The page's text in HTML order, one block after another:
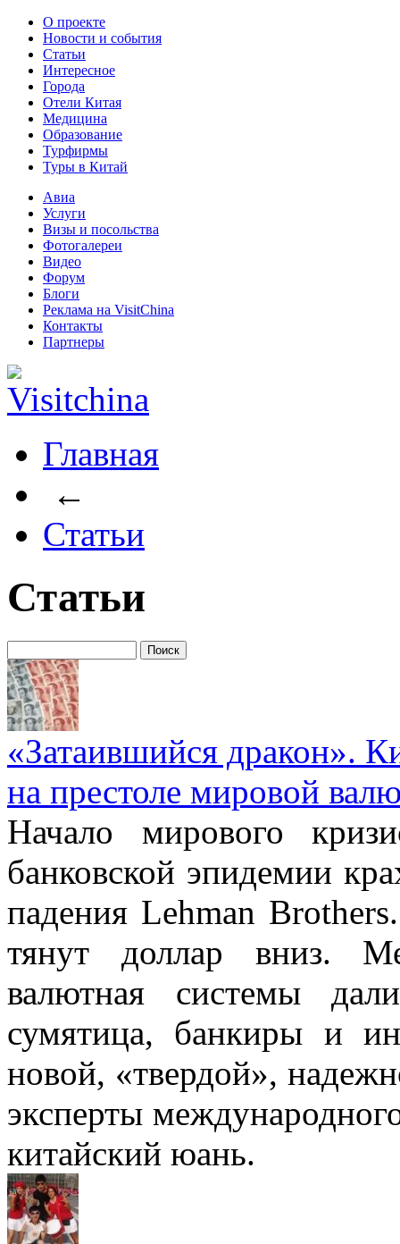
О проекте
Новости и события
Статьи
Интересное
Города
Отели Китая
Медицина
Образование
Турфирмы
Туры в Китай
Авиа
Услуги
Визы и посольства
Фотогалереи
Видео
Форум
Блоги
Реклама на VisitChina
Контакты
Партнеры
Главная
←
Статьи
Статьи
«Затаившийся дракон».
на престоле мировой
Начало мирового
банковской эпидемии
падения Lehman
тянут доллар вниз.
валютная системы
сумятица, банкиры и
новой, «твердой»,
эксперты
китайский юань.